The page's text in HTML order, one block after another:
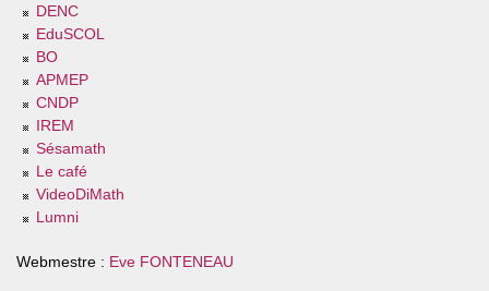
DENC
EduSCOL
BO
APMEP
CNDP
IREM
Sésamath
Le café
VideoDiMath
Lumni
Webmestre : Eve FONTENEAU